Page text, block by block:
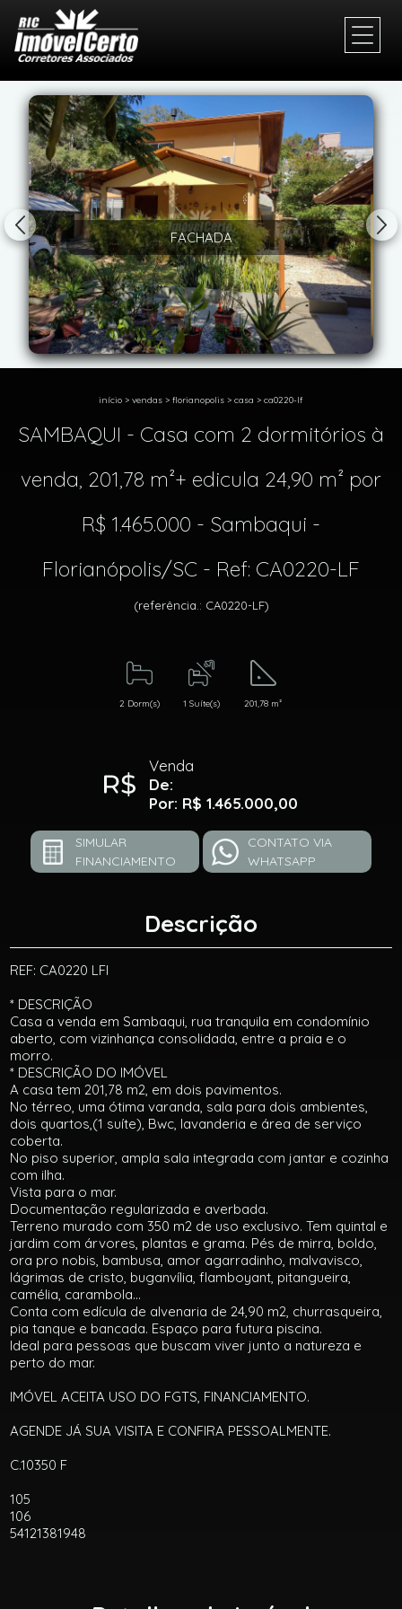
FACHADA
início > vendas > florianopolis > casa > ca0220-lf
SAMBAQUI - Casa com 2 dormitórios à
venda, 201,78 m²+ edicula 24,90 m² por
R$ 1.465.000 - Sambaqui -
Florianópolis/SC - Ref: CA0220-LF
(referência.: CA0220-LF)
2 Dorm(s) 1 Suíte(s) 201,78 m²
Venda
De:
Por: R$ 1.465.000,00
SIMULAR
FINANCIAMENTO
CONTATO VIA
WHATSAPP
Descrição
REF: CA0220 LFI
* DESCRIÇÃO
Casa a venda em Sambaqui, rua tranquila em condomínio
aberto, com vizinhança consolidada, entre a praia e o
morro.
* DESCRIÇÃO DO IMÓVEL
A casa tem 201,78 m2, em dois pavimentos.
No térreo, uma ótima varanda, sala para dois ambientes,
dois quartos,(1 suíte), Bwc, lavanderia e área de serviço
coberta.
No piso superior, ampla sala integrada com jantar e cozinha
com ilha.
Vista para o mar.
Documentação regularizada e averbada.
Terreno murado com 350 m2 de uso exclusivo. Tem quintal e
jardim com árvores, plantas e grama. Pés de mirra, boldo,
ora pro nobis, bambusa, amor agarradinho, malvavisco,
lágrimas de cristo, buganvília, flamboyant, pitangueira,
camélia, carambola...
Conta com edícula de alvenaria de 24,90 m2, churrasqueira,
pia tanque e bancada. Espaço para futura piscina.
Ideal para pessoas que buscam viver junto a natureza e
perto do mar.
IMÓVEL ACEITA USO DO FGTS, FINANCIAMENTO.
AGENDE JÁ SUA VISITA E CONFIRA PESSOALMENTE.
C.10350 F
105
106
54121381948